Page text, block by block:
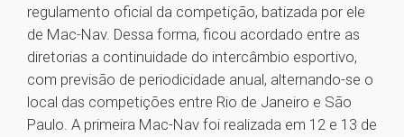
regulamento oficial da competição, batizada por ele
de Mac-Nav. Dessa forma, ficou acordado entre as
diretorias a continuidade do intercâmbio esportivo,
com previsão de periodicidade anual, alternando-se o
local das competições entre Rio de Janeiro e São
Paulo. A primeira Mac-Nav foi realizada em 12 e 13 de